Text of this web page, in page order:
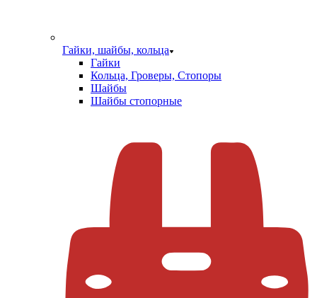
Гайки, шайбы, кольца
Гайки
Кольца, Гроверы, Стопоры
Шайбы
Шайбы стопорные